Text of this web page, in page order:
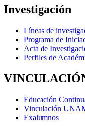
Investigación
Líneas de
Programa de
Acta de
Perfiles de
Educación
Vinculación
Exalumnos